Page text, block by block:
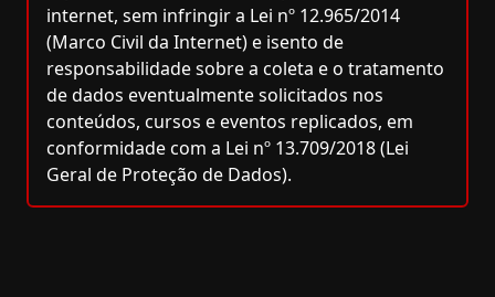
internet, sem infringir a Lei nº 12.965/2014
(Marco Civil da Internet) e isento de
responsabilidade sobre a coleta e o tratamento
de dados eventualmente solicitados nos
conteúdos, cursos e eventos replicados, em
conformidade com a Lei nº 13.709/2018 (Lei
Geral de Proteção de Dados).